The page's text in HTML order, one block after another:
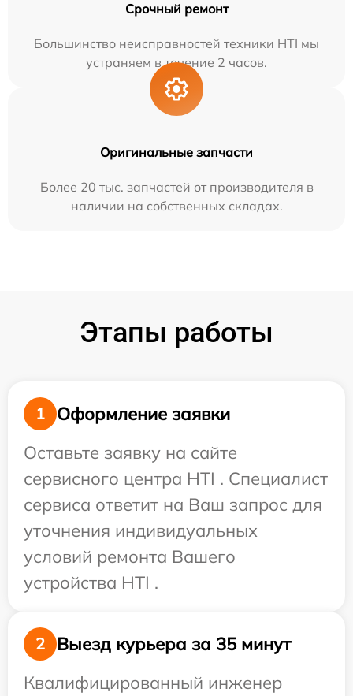
Срочный ремонт
Большинство неисправностей техники HTI мы
устраняем в течение 2 часов.
Оригинальные запчасти
Более 20 тыс. запчастей от производителя в
наличии на собственных складах.
Этапы работы
1
Оформление заявки
Оставьте заявку на сайте
сервисного центра HTI . Специалист
сервиса ответит на Ваш запрос для
уточнения индивидуальных
условий ремонта Вашего
устройства HTI .
2
Выезд курьера за 35 минут
Квалифицированный инженер